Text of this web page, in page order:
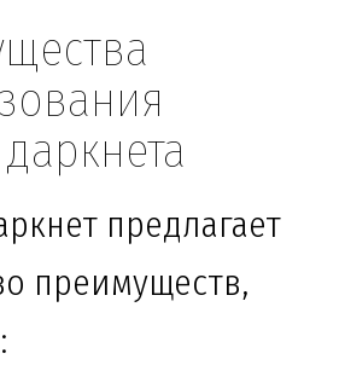
предлагает
преимуществ,